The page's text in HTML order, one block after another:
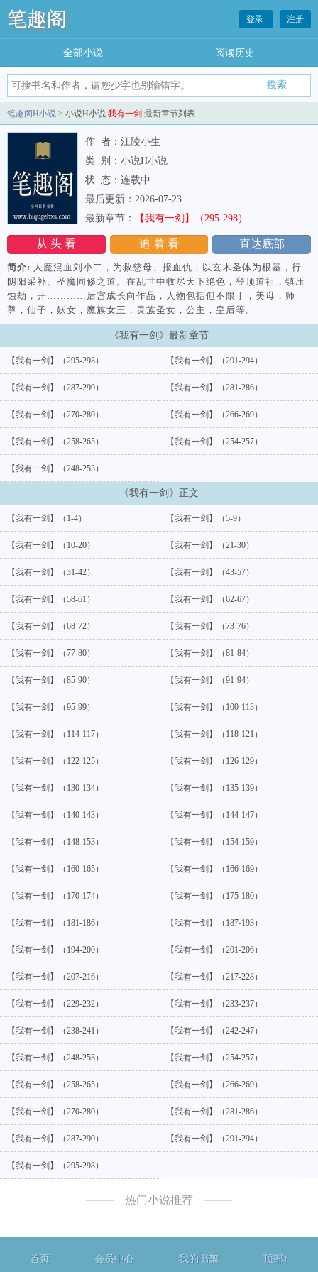
笔趣阁 登录 注册
全部小说 阅读历史
笔趣阁H小说 > 小说H小说 我有一剑 最新章节列表
作 者：江陵小生
类 别：小说H小说
状 态：连载中
从 头 看 追 着 看 直达底部
最后更新：2026-07-23
最新章节：
【我有一剑】（295-298）
简介: 人魔混血刘小二，为救慈母、报血仇，以玄木圣体为根基，行
阴阳采补、圣魔同修之道。在乱世中收尽天下绝色，登顶道祖，镇压
蚀劫，开…………后宫成长向作品，人物包括但不限于，美母，师
尊，仙子，妖女，魔族女王，灵族圣女，公主，皇后等。
《我有一剑》最新章节
【我有一剑】（295-298） 【我有一剑】（291-294）
【我有一剑】（287-290） 【我有一剑】（281-286）
【我有一剑】（270-280） 【我有一剑】（266-269）
【我有一剑】（258-265） 【我有一剑】（254-257）
【我有一剑】（248-253）
《我有一剑》正文
【我有一剑】（1-4） 【我有一剑】（5-9）
【我有一剑】（10-20） 【我有一剑】（21-30）
【我有一剑】（31-42） 【我有一剑】（43-57）
【我有一剑】（58-61） 【我有一剑】（62-67）
【我有一剑】（68-72） 【我有一剑】（73-76）
【我有一剑】（77-80） 【我有一剑】（81-84）
【我有一剑】（85-90） 【我有一剑】（91-94）
【我有一剑】（95-99） 【我有一剑】（100-113）
【我有一剑】（114-117） 【我有一剑】（118-121）
【我有一剑】（122-125） 【我有一剑】（126-129）
【我有一剑】（130-134） 【我有一剑】（135-139）
【我有一剑】（140-143） 【我有一剑】（144-147）
【我有一剑】（148-153） 【我有一剑】（154-159）
【我有一剑】（160-165） 【我有一剑】（166-169）
【我有一剑】（170-174） 【我有一剑】（175-180）
【我有一剑】（181-186） 【我有一剑】（187-193）
【我有一剑】（194-200） 【我有一剑】（201-206）
【我有一剑】（207-216） 【我有一剑】（217-228）
【我有一剑】（229-232） 【我有一剑】（233-237）
【我有一剑】（238-241） 【我有一剑】（242-247）
【我有一剑】（248-253） 【我有一剑】（254-257）
【我有一剑】（258-265） 【我有一剑】（266-269）
【我有一剑】（270-280） 【我有一剑】（281-286）
【我有一剑】（287-290） 【我有一剑】（291-294）
【我有一剑】（295-298）
热门小说推荐
首页 会员中心 我的书架 顶部↑